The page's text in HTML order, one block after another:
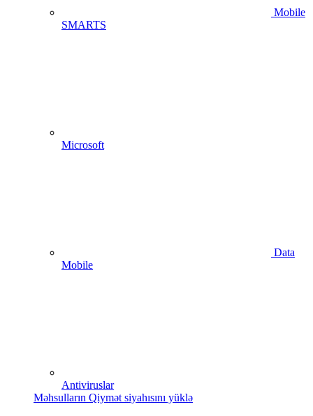
Mobile
SMARTS
Microsoft
Data
Mobile
Antiviruslar
Məhsulların Qiymət siyahısını yüklə